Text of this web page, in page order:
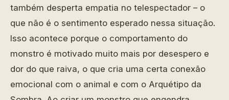
também desperta empatia no telespectador – o
que não é o sentimento esperado nessa situação.
Isso acontece porque o comportamento do
monstro é motivado muito mais por desespero e
dor do que raiva, o que cria uma certa conexão
emocional com o animal e com o Arquétipo da